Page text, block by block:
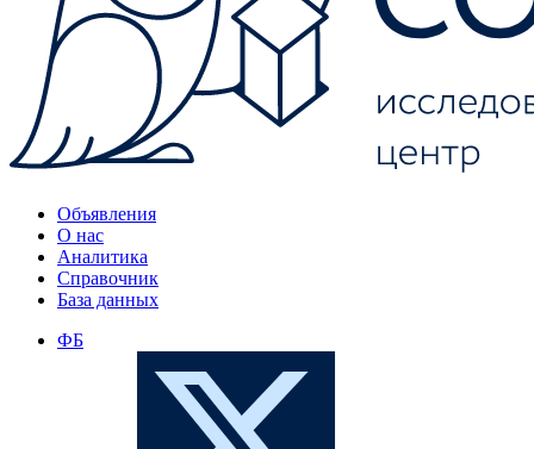
Объявления
О нас
Аналитика
Справочник
База данных
ФБ